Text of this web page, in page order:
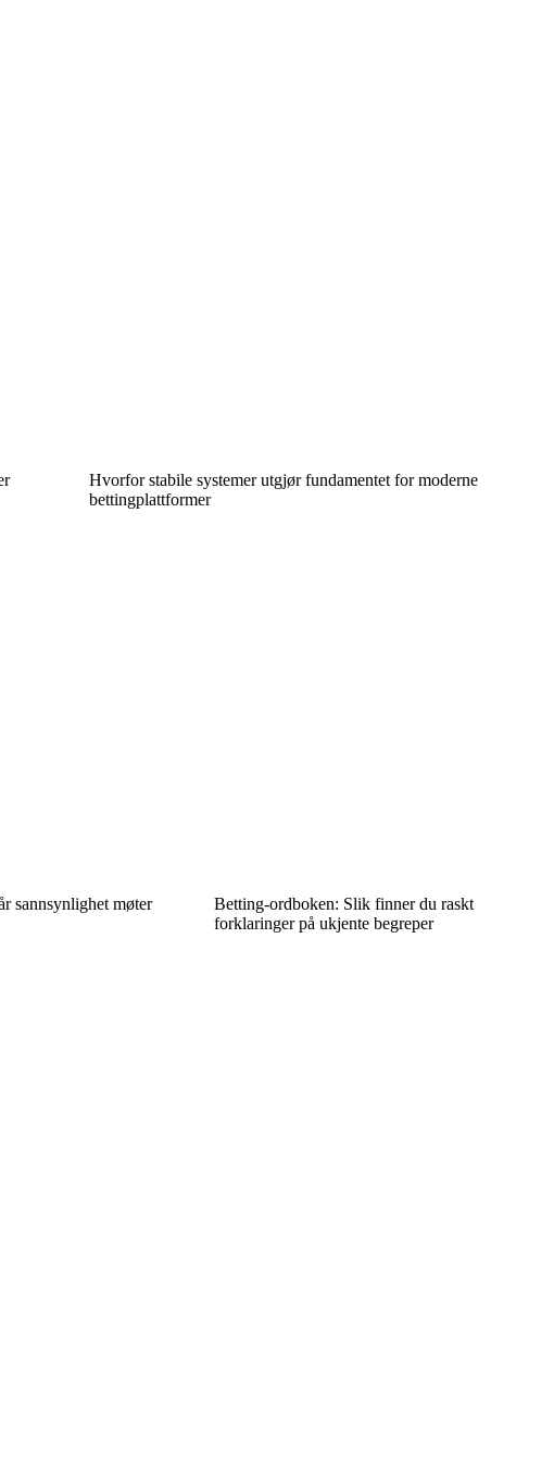
Hvorfor stabile systemer utgjør fundamentet for moderne
bettingplattformer
sannsynlighet møter
Betting-ordboken: Slik finner du raskt
forklaringer på ukjente begreper